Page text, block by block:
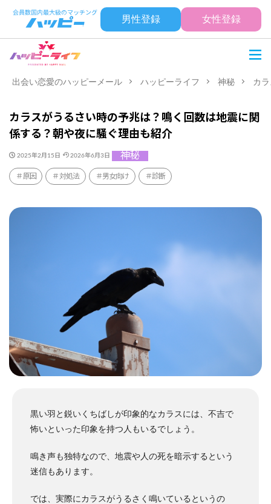
男性登録 女性登録
出会い恋愛のハッピーメール ハッピーライフ 神秘 カ
カラスがうるさい時の予兆は？鳴く回数は地震に関
係する？朝や夜に騒ぐ理由も紹介
2025年2月15日 2026年6月3日 神秘
原因 対処法 男女向け 診断
黒い羽と鋭いくちばしが印象的なカラスには、不吉で
怖いといった印象を持つ人もいるでしょう。
鳴き声も独特なので、地震や人の死を暗示するという
迷信もあります。
では、実際にカラスがうるさく鳴いているというの